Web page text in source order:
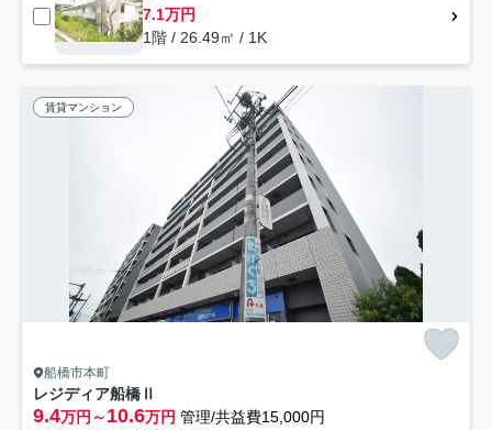
7.1万円
1階 / 26.49㎡ / 1K
賃貸マンション
船橋市本町
レジディア船橋Ⅱ
9.4万円～10.6万円 管理/共益費15,000円